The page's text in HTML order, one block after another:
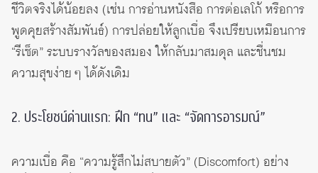
ชีวิตจริงได้น้อยลง (เช่น การอ่านหนังสือ การต่อเลโก้ หรือการ
พูดคุยสร้างสัมพันธ์) การปล่อยให้ลูกเบื่อ จึงเปรียบเหมือนการ
“รีเซ็ต” ระบบรางวัลของสมอง ให้กลับมาสมดุล และชื่นชม
ความสุขง่าย ๆ ได้ดังเดิม
2. ประโยชน์ด่านแรก: ฝึก “ทน” และ “จัดการอารมณ์”
ความเบื่อ คือ “ความรู้สึกไม่สบายตัว” (Discomfort) อย่าง